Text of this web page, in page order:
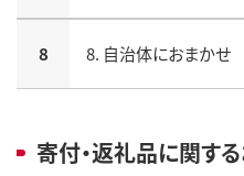
8 8. 自治体におまかせ
寄付・返礼品に関す